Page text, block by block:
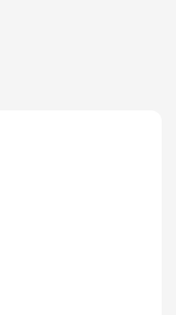
даже без